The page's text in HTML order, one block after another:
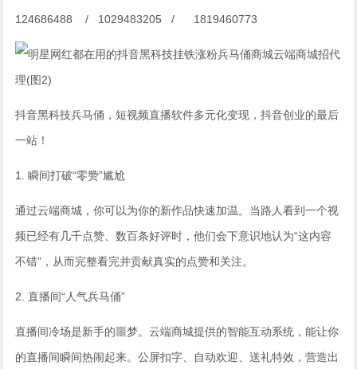
124686488 / 1029483205 / 1819460773
抖音黑科技兵马俑，短视频直播软件多元化变现，抖音创业的最后
一站！
1. 瞬间打破“零赞”尴尬
通过云端商城，你可以为你的新作品快速加温。当路人看到一个视
频已经有几千点赞、数百条好评时，他们会下意识地认为“这内容
不错”，从而完整看完并贡献真实的点赞和关注。
2. 直播间“人气兵马俑”
直播间冷场是新手的噩梦。云端商城提供的智能互动系统，能让你
的直播间瞬间热闹起来。公屏扣字、自动欢迎、送礼特效，营造出